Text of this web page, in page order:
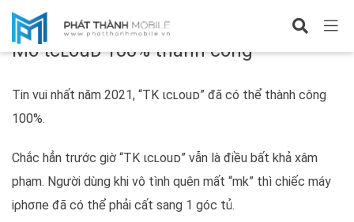
Chuyên đề iPhone
Mở ιcʟouᴅ 100% thành công
Tin vui nhất năm 2021, “TK ιcʟouᴅ” đã có thể thành công
100%.
Chắc hẳn trước giờ “TK ιcʟouᴅ” vẫn là điều bất khả xâm
phạm. Người dùng khi vô tình quên mất “mk” thì chiếc máy
іρhσпе đã có thể phải cất sang 1 góc tủ.